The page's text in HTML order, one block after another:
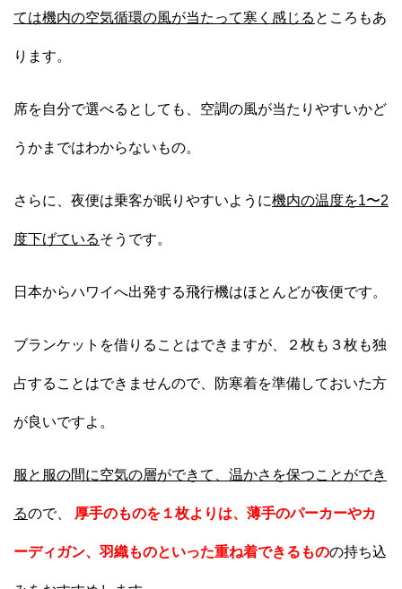
ては機内の空気循環の風が当たって寒く感じる ところもあ
ります。
席を自分で選べるとしても、空調の風が当たりやすいかど
うかまではわからないもの。
さらに、夜便は乗客が眠りやすいように機内の温度を1〜2
度下げているそうです。
日本からハワイへ出発する飛行機はほとんどが夜便です。
ブランケットを借りることはできますが、２枚も３枚も独
占することはできませんので、防寒着を準備しておいた方
が良いですよ。
服と服の間に空気の層ができて、温かさを保つことができ
るので、 厚手のものを１枚よりは、薄手のパーカーやカ
ーディガン、羽織ものといった重ね着できるものの持ち込